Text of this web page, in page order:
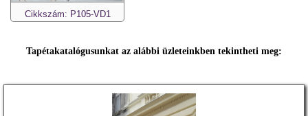
Cikkszám: P105-VD1
Tapétakatalógusunkat az alábbi üzleteinkben tekintheti meg: